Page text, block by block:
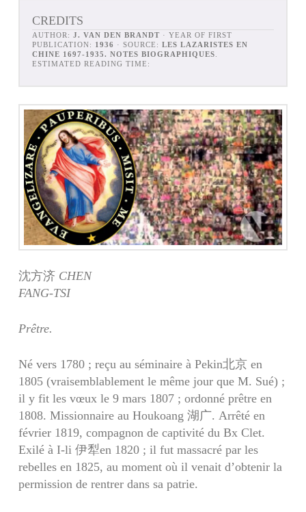
CREDITS
AUTHOR: J. VAN DEN BRANDT
PUBLICATION: 1936 · SOURCE: LES LAZARISTES EN
CHINE 1697-1935. NOTES BIOGRAPHIQUES
ESTIMATED READING TIME:
沈方济 CHEN
FANG-TSI
Prêtre.
Né vers 1780 ; reçu au séminaire à Pekin北京 en
1805 (vraisemblablement le même jour que M. Sué) ;
il y fit les vœux le 9 mars 1807 ; ordonné prêtre en
1808. Missionnaire au Houkoang 湖广. Arrêté en
février 1819, compagnon de captivité du Bx Clet.
Exilé à I-li 伊犁en 1820 ; il fut massacré par les
rebelles en 1825, au moment où il venait d’obtenir la
permission de rentrer dans sa patrie.